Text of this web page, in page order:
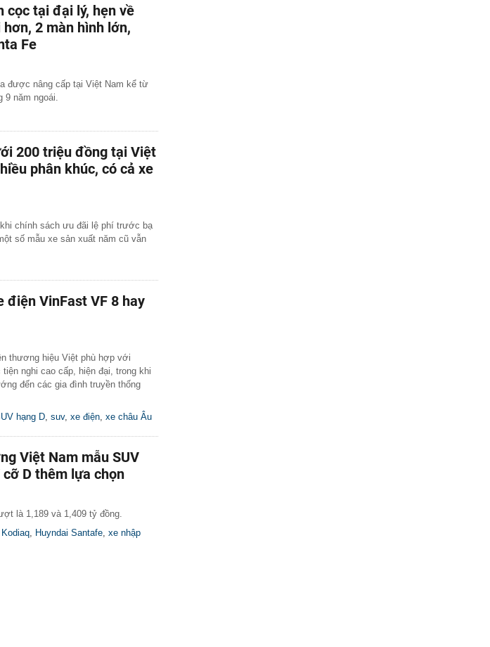
cọc tại đại lý, hẹn về
2 màn hình lớn,
Fe
được nâng cấp tại Việt Nam kể từ
9 năm ngoái.
200 triệu đồng tại Việt
phân khúc, có cả xe
chính sách ưu đãi lệ phí trước bạ
số mẫu xe sản xuất năm cũ vẫn
điện VinFast VF 8 hay
thương hiệu Việt phù hợp với
nghi cao cấp, hiện đại, trong khi
đến các gia đình truyền thống
hạng D suv, xe điện xe châu Âu
Việt Nam mẫu SUV
D thêm lựa chọn
là 1,189 và 1,409 tỷ đồng.
Huyndai Santafe xe nhập